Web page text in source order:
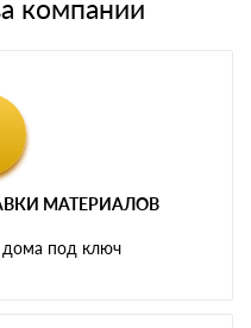
компании
МАТЕРИАЛОВ
дома под ключ